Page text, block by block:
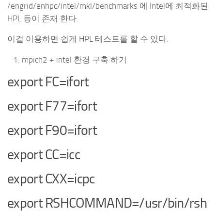
/engrid/enhpc/intel/mkl/benchmarks 에 Intel에 최적화된
HPL 등이 존재 한다.
이걸 이용하면 쉽게 HPL 테스트를 할 수 있다.
mpich2 + intel 환경 구축 하기
export FC=ifort
export F77=ifort
export F90=ifort
export CC=icc
export CXX=icpc
export RSHCOMMAND=/usr/bin/rsh